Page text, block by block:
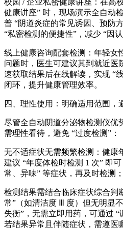
校园 / 企业私密健康讲座：在高
健康讲座” 时，现场演示全自动
普 “阴道炎症的常见诱因、预防
“私密检测的便捷性”，减少 “因
线上健康咨询配套检测：年轻女
问题时，医生可建议其到就近医
速获取结果后在线解读，实现 “
闭环，提升健康管理效率。
四、理性使用：明确适用范围，
尽管全自动阴道分泌物检测仪优
需理性看待，避免 “过度检测”：
无不适症状无需频繁检测：健康
建议 “年度体检时检测 1 次” 即
常、异味” 等症状，再及时检测；
检测结果需结合临床症状综合判
常”（如清洁度 Ⅲ 度）但无明显
失衡”，无需立即用药，可通过 “
若结果异常且伴随症状，需遵医